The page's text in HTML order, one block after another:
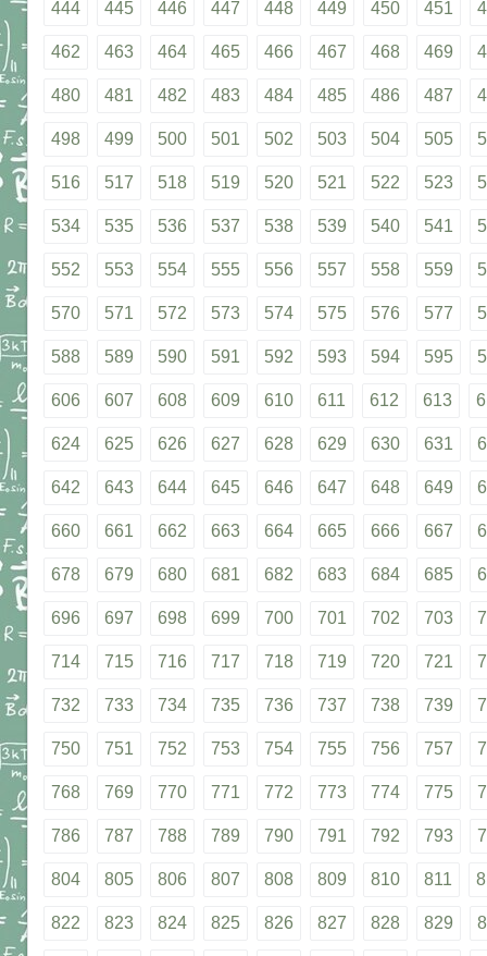
444 445 446 447 448 449 450 451
462 463 464 465 466 467 468 469
480 481 482 483 484 485 486 487
498 499 500 501 502 503 504 505
516 517 518 519 520 521 522 523
534 535 536 537 538 539 540 541
552 553 554 555 556 557 558 559
570 571 572 573 574 575 576 577
588 589 590 591 592 593 594 595
606 607 608 609 610 611 612 613
624 625 626 627 628 629 630 631
642 643 644 645 646 647 648 649
660 661 662 663 664 665 666 667
678 679 680 681 682 683 684 685
696 697 698 699 700 701 702 703
714 715 716 717 718 719 720 721
732 733 734 735 736 737 738 739
750 751 752 753 754 755 756 757
768 769 770 771 772 773 774 775
786 787 788 789 790 791 792 793
804 805 806 807 808 809 810 811
822 823 824 825 826 827 828 829